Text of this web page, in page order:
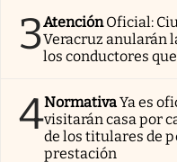
3AtenciónOficial:
Veracruz anularán
los conductores
4NormativaYa es
visitarán casa por
de los titulares de
prestación